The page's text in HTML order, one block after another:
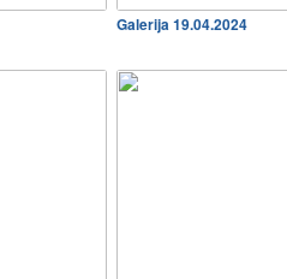
Galerija 19.04.2024